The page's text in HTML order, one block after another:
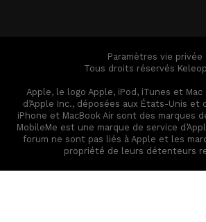
Paramètres vie privée
Tous droits réservés
Apple, le logo Apple, iPod, iTunes et
d’Apple Inc., déposées aux États-Unis et
iPhone et MacBook Air sont des marques
MobileMe est une marque de service
forum ne sont pas liés à Apple et les
propriété de leurs détenteurs